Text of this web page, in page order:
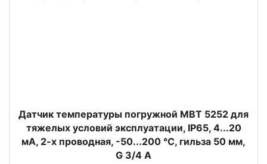
Датчик температуры погружной MBT 5252 для
тяжелых условий эксплуатации, IP65, 4...20
мА, 2-х проводная, -50...200 °C, гильза 50 мм,
G 3/4 А